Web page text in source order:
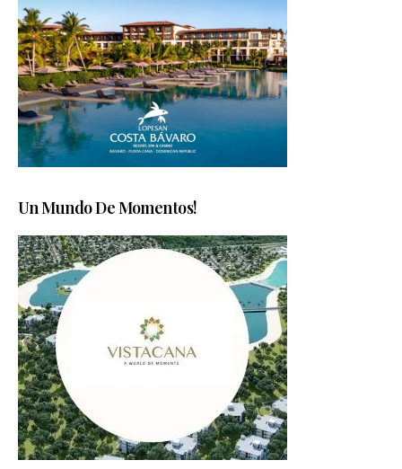
Un Mundo De Momentos!